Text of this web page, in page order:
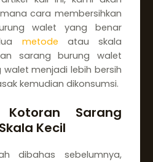
cara membersihkan
walet yang benar
metode atau skala
sarang burung walet
menjadi lebih bersih
kemudian dikonsumsi.
Kotoran Sarang
Kecil
dibahas sebelumnya,